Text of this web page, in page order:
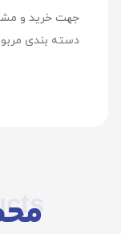
جهت خرید و
دسته بندی